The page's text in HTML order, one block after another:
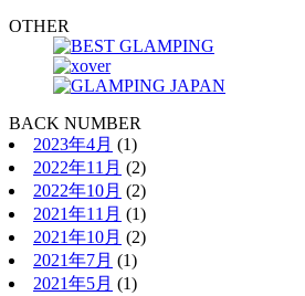
OTHER
BACK NUMBER
2023年4月 (1)
2022年11月 (2)
2022年10月 (2)
2021年11月 (1)
2021年10月 (2)
2021年7月 (1)
2021年5月 (1)